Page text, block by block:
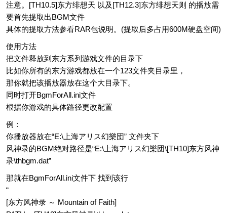
注意。[TH10.5]东方绯想天 以及[TH12.3]东方绯想天则 的播放需
要首先提取出BGM文件
具体的提取方法参看RAR包说明。(提取后多占用600M硬盘空间)
使用方法
把文件释放到东方系列游戏文件的目录下
比如你所有的东方游戏都放在一个123文件夹目录里，
那你就把该播放器放在这个大目录下。
同时打开BgmForAll.ini文件
根据你游戏的具体路径更改配置
例：
你播放器放在“E:\上海アリス幻樂団” 文件夹下
风神录的BGM绝对路径是“E:\上海アリス幻樂団\[TH10]东方风神
录\thbgm.dat”
那就在BgmForAll.ini文件下 找到该行
“
[东方风神录 ～ Mountain of Faith]